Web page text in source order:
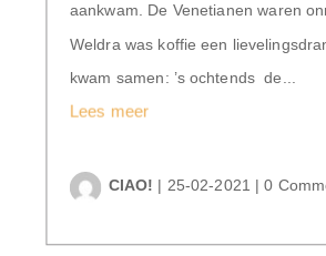
aankwam. De Venetianen waren
Weldra was koffie een
kwam samen: ’s ochtends de...
Lees meer
CIAO! | 25-02-2021 |0